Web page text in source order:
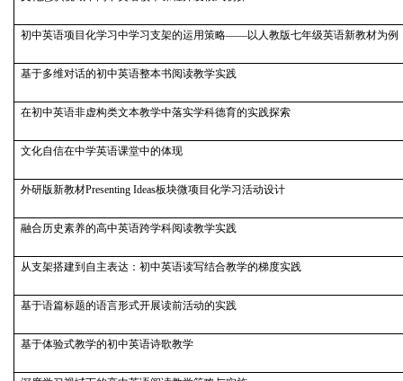
初中英语项目化学习中学习支架的运用策略——以人教版七年级英语新教材为例
基于多维对话的初中英语整本书阅读教学实践
在初中英语非虚构类文本教学中落实学科德育的实践探索
文化自信在中学英语课堂中的体现
外研版新教材Presenting Ideas板块微项目化学习活动设计
融合历史素养的高中英语跨学科阅读教学实践
从支架搭建到自主表达：初中英语读写结合教学的梯度实践
基于语篇标题的语言形式开展读前活动的实践
基于体验式教学的初中英语诗歌教学